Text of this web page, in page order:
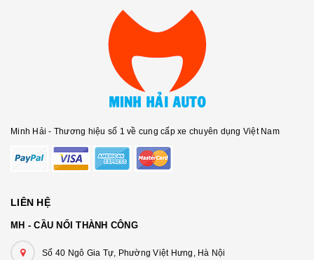
Minh Hải - Thương hiệu số 1 về cung cấp xe chuyên dụng Việt Nam
LIÊN HỆ
MH - CẦU NỐI THÀNH CÔNG
Số 40 Ngô Gia Tự, Phường Việt Hưng, Hà Nội